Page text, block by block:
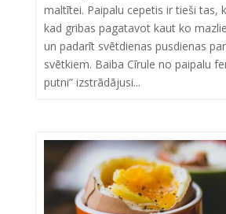
maltītei. Paipalu cepetis ir tieši tas,
kad gribas pagatavot kaut ko
un padarīt svētdienas pusdienas
svētkiem. Baiba Cīrule no paipalu
putni” izstrādājusi...